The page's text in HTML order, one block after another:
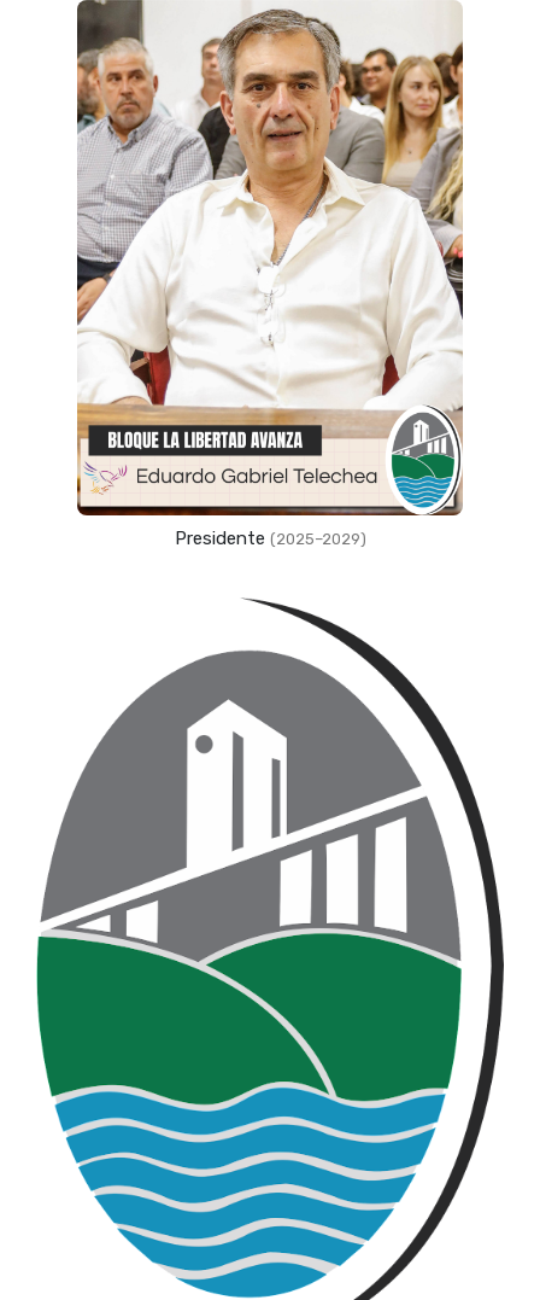
Presidente (2025–2029)